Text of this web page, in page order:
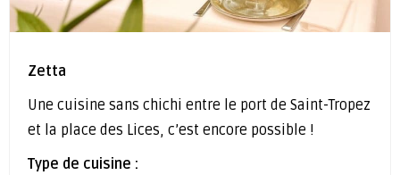
Zetta
Une cuisine sans chichi entre le port de Saint-Tropez
et la place des Lices, c’est encore possible !
Type de cuisine :